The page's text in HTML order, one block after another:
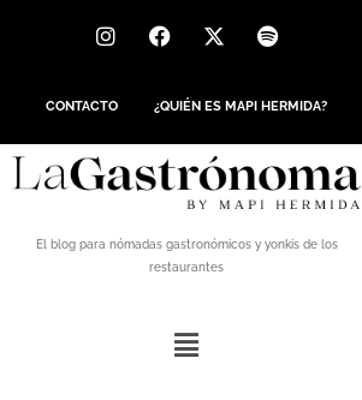
CONTACTO ¿QUIÉN ES MAPI HERMIDA?
El blog para nómadas gastronómicos y yonkis de los
restaurantes